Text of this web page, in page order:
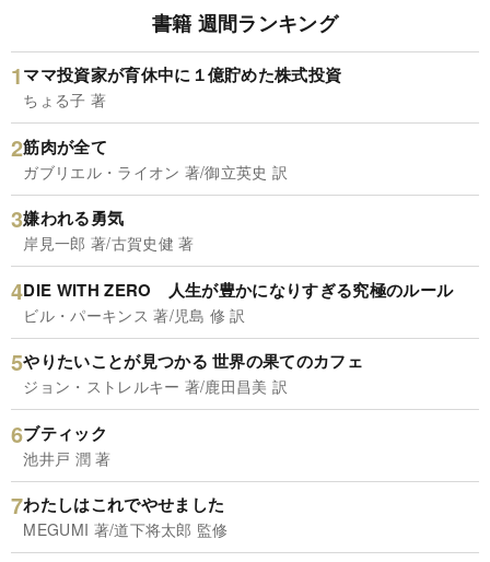
書籍 週間ランキング
ママ投資家が育休中に１億貯めた株式投資
ちょる子 著
筋肉が全て
ガブリエル・ライオン 著/御立英史 訳
嫌われる勇気
岸見一郎 著/古賀史健 著
DIE WITH ZERO 人生が豊かになりすぎる究極のルール
ビル・パーキンス 著/児島 修 訳
やりたいことが見つかる 世界の果てのカフェ
ジョン・ストレルキー 著/鹿田昌美 訳
ブティック
池井戸 潤 著
わたしはこれでやせました
MEGUMI 著/道下将太郎 監修